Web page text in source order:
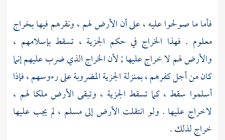
فأما ما صولحوا عليه ، على أن الأرض لهم ، ونقرهم فيها بخراج
معلوم . فهذا الخراج في حكم الجزية ، تسقط بإسلامهم ،
والأرض لهم لا خراج عليها ; لأن الخراج الذي ضرب عليهم إنما
كان من أجل كفرهم ، بمنزلة الجزية المضروبة على رءوسهم ، فإذا
أسلموا سقط ، كما تسقط الجزية ، وتبقى الأرض ملكا لهم ،
لاخراج عليها . ولو انتقلت الأرض إلى مسلم ، لم يجب عليها
خراج لذلك .